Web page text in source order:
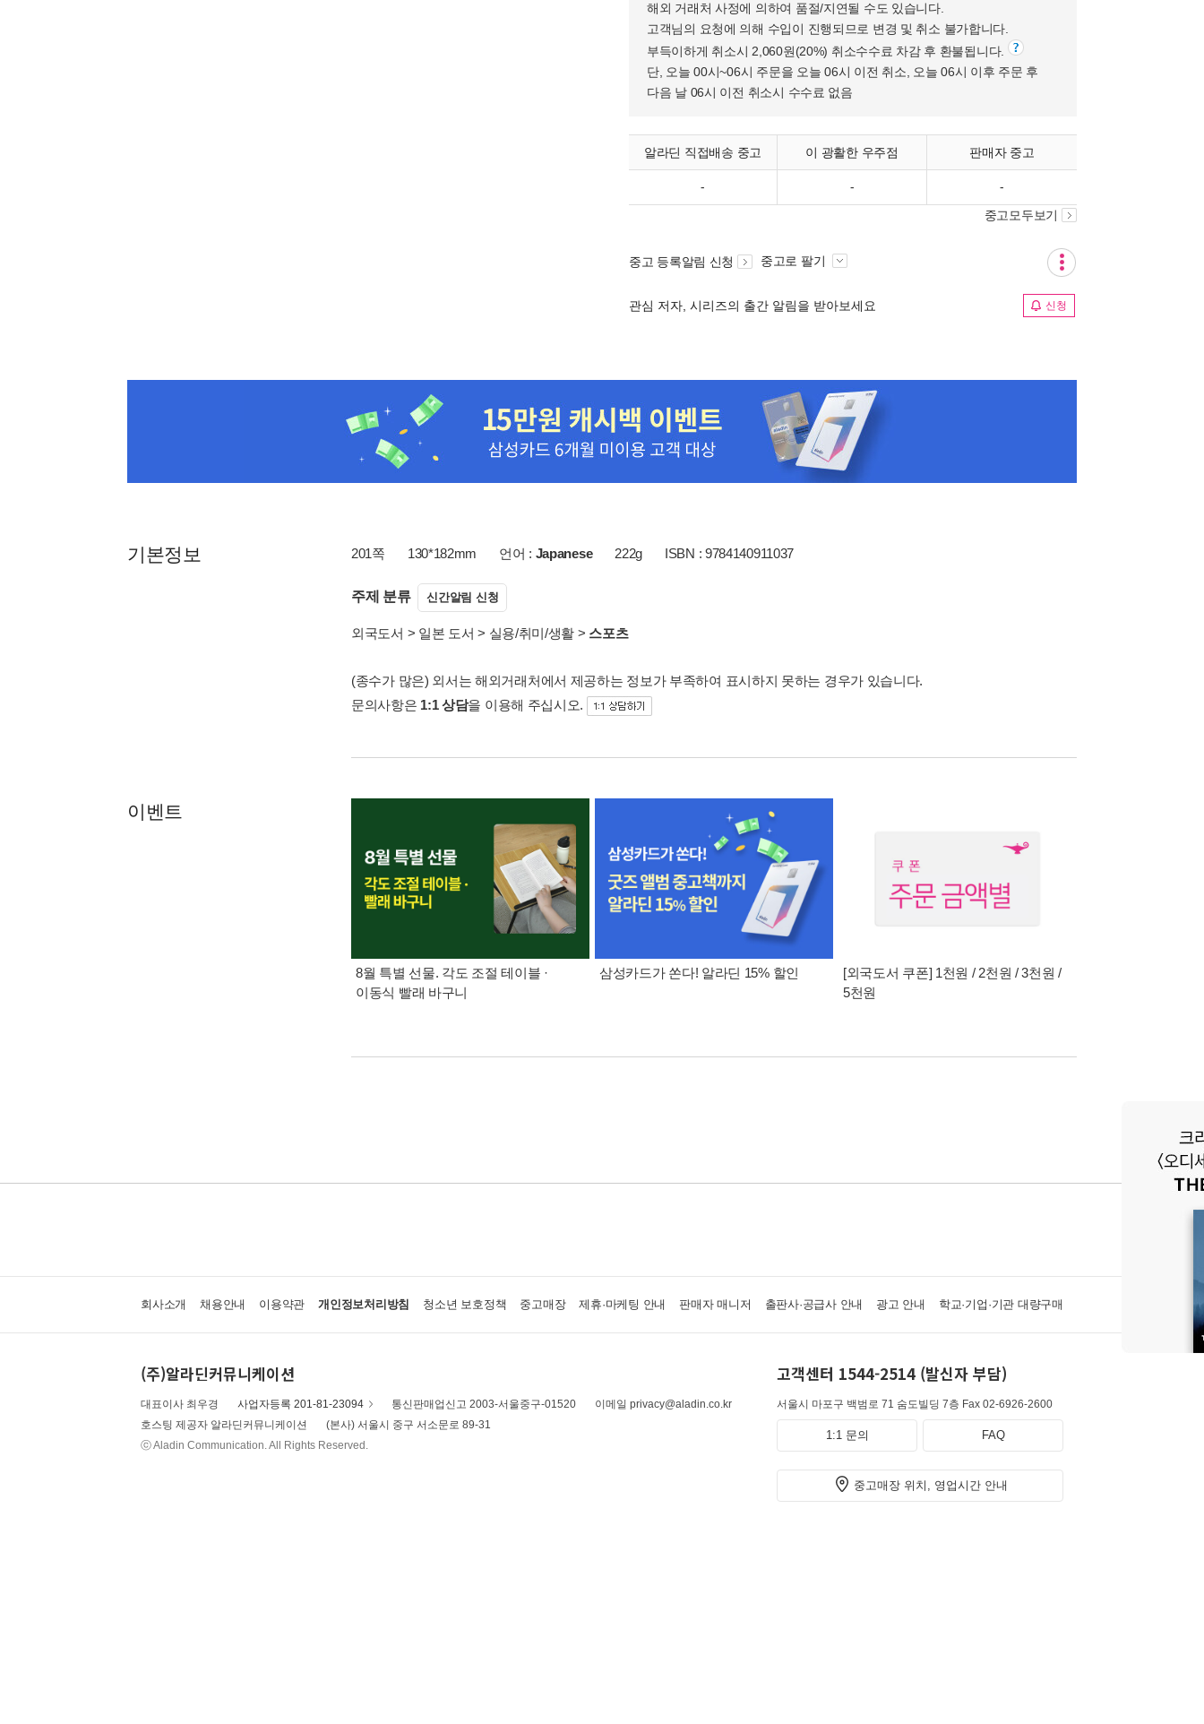
해외 거래처 사정에 의하여 품절/지연될 수도 있습니다.
고객님의 요청에 의해 수입이 진행되므로 변경 및 취소 불가합니다.
부득이하게 취소시 2,060원(20%) 취소수수료 차감 후 환불됩니다.
단, 오늘 00시~06시 주문을 오늘 06시 이전 취소, 오늘 06시 이후 주문 후
다음 날 06시 이전 취소시 수수료 없음
알라딘 직접배송 중고 이 광활한 우주점 판매자 중고
- - -
중고모두보기
중고 등록알림 신청 중고로 팔기
관심 저자, 시리즈의 출간 알림을 받아보세요 신청
기본정보 201쪽 130*182mm 언어 : Japanese 222g ISBN : 9784140911037
주제 분류 신간알림 신청
외국도서 > 일본 도서 > 실용/취미/생활 > 스포츠
(종수가 많은) 외서는 해외거래처에서 제공하는 정보가 부족하여 표시하지 못하는 경우가 있습니다.
문의사항은 1:1 상담을 이용해 주십시오.
이벤트
8월 특별 선물. 각도 조절 테이블 ·
이동식 빨래 바구니
삼성카드가 쏜다! 알라딘 15% 할인
[외국도서 쿠폰] 1천원 / 2천원 / 3천원 /
5천원
회사소개 채용안내 이용약관 개인정보처리방침 청소년 보호정책 중고매장 제휴·마케팅 안내 판매자 매니저 출판사·공급사 안내 광고 안내 학교·기업·기관 대량구매
(주)알라딘커뮤니케이션
대표이사 최우경 사업자등록 201-81-23094 통신판매업신고 2003-서울중구-01520
이메일 privacy@aladin.co.kr
호스팅 제공자 알라딘커뮤니케이션
(본사) 서울시 중구 서소문로 89-31
ⓒ Aladin Communication. All Rights Reserved.
고객센터 1544-2514 (발신자 부담)
서울시 마포구 백범로 71 숨도빌딩 7층 Fax 02-6926-2600
1:1 문의 FAQ
중고매장 위치, 영업시간 안내